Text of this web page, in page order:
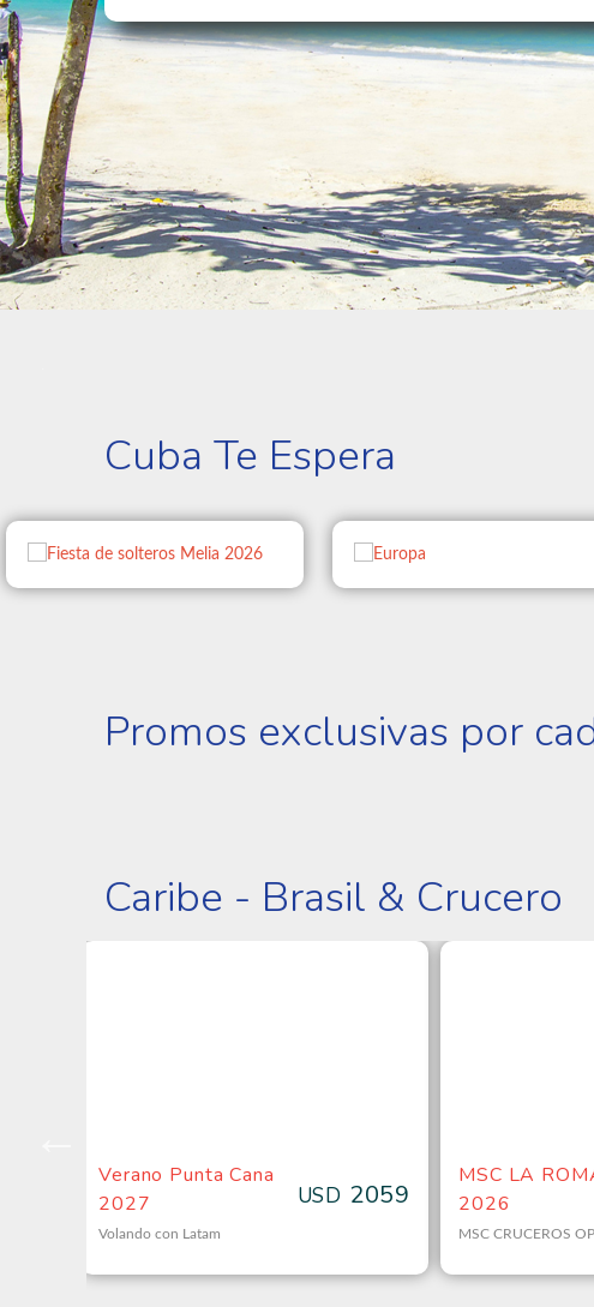
Cuba Te Espera
Promos exclusivas por
Caribe - Brasil & Crucero
USD 2059
Verano Punta Cana
2027
Volando con Latam
MSC LA
2026
MSC CRUCEROS